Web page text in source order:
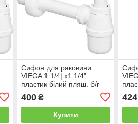
Сифон для раковини
VIEGA 1 1/4| х1 1/4"
пластик білий пляш. б/г
400₴
Купити
424